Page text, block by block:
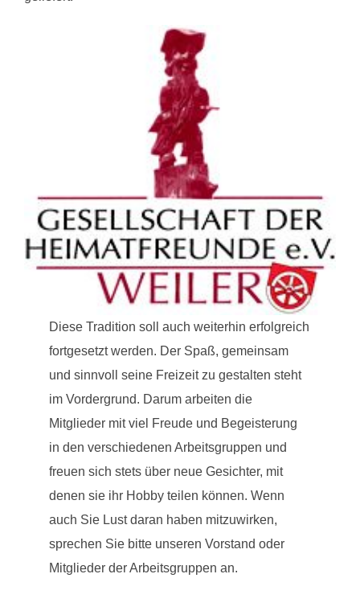
Diese Tradition soll auch weiterhin erfolgreich
fortgesetzt werden. Der Spaß, gemeinsam
und sinnvoll seine Freizeit zu gestalten steht
im Vordergrund. Darum arbeiten die
Mitglieder mit viel Freude und Begeisterung
in den verschiedenen Arbeitsgruppen und
freuen sich stets über neue Gesichter, mit
denen sie ihr Hobby teilen können. Wenn
auch Sie Lust daran haben mitzuwirken,
sprechen Sie bitte unseren Vorstand oder
Mitglieder der Arbeitsgruppen an.